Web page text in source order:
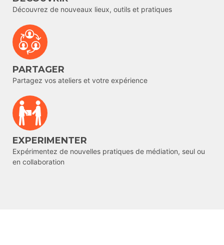
Découvrez de nouveaux lieux, outils et pratiques
PARTAGER
Partagez vos ateliers et votre expérience
EXPERIMENTER
Expérimentez de nouvelles pratiques de médiation, seul ou
en collaboration